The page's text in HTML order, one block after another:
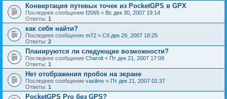
Конвертация путевых точек из PocketGPS в GPX
Последнее сообщение f2065 « Вс дек 30, 2007 19:14
Ответы: 1
как себя найти?
Последнее сообщение m72 « Сб дек 29, 2007 18:25
Ответы: 2
Планируются ли следующие возможности?
Последнее сообщение Charoit « Пт дек 21, 2007 17:09
Ответы: 1
Нет отображения пробок на экране
Последнее сообщение vasilmv « Пт дек 21, 2007 01:37
Ответы: 1
PocketGPS Pro без GPS?